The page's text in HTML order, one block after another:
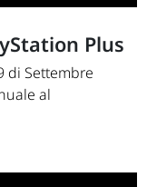
Plus
di Settembre
al